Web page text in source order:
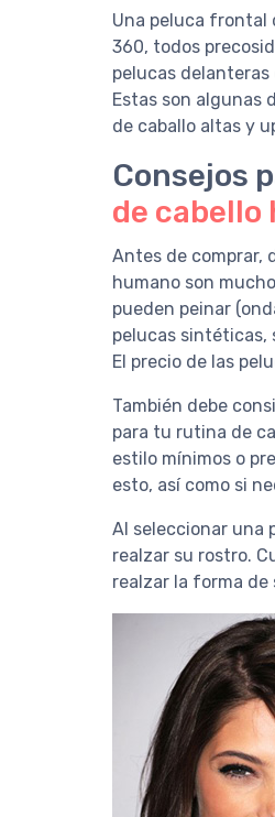
Una peluca frontal
360, todos
pelucas
Estas son algunas
de caballo altas y
Consejos
de cabello
Antes de comprar,
humano son
pueden peinar
pelucas sintéticas,
El precio de las
También debe
para tu rutina de
estilo mínimos o
esto, así como si
Al seleccionar una
realzar su rostro.
realzar la forma